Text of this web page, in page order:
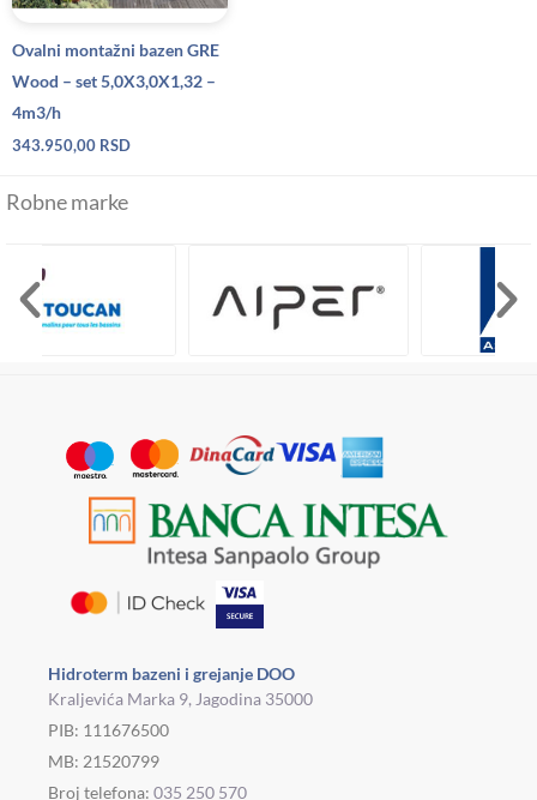
Ovalni montažni bazen GRE
Wood – set 5,0X3,0X1,32 –
4m3/h
343.950,00 RSD
Robne marke
Hidroterm bazeni i grejanje DOO
Kraljevića Marka 9, Jagodina 35000
PIB: 111676500
MB: 21520799
Broj telefona: 035 250 570